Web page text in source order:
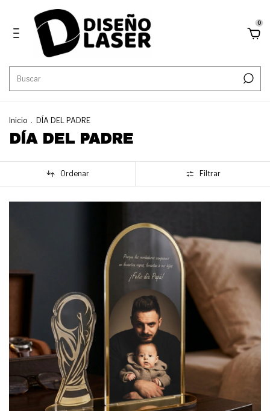
0
Inicio . DÍA DEL PADRE
DÍA DEL PADRE
Ordenar Filtrar